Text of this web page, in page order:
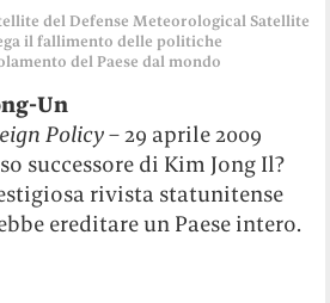
del Defense Meteorological Satellite
il fallimento delle politiche
del Paese dal mondo
Un
Policy– 29 aprile 2009
successore di Kim Jong Il?
rivista statunitense
ereditare un Paese intero.